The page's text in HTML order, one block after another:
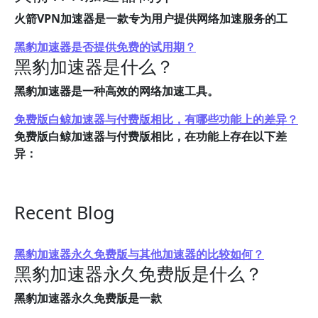
火箭VPN加速器是一款专为用户提供网络加速服务的工
黑豹加速器是否提供免费的试用期？
黑豹加速器是什么？
黑豹加速器是一种高效的网络加速工具。
免费版白鲸加速器与付费版相比，有哪些功能上的差异？
免费版白鲸加速器与付费版相比，在功能上存在以下差
异：
Recent Blog
黑豹加速器永久免费版与其他加速器的比较如何？
黑豹加速器永久免费版是什么？
黑豹加速器永久免费版是一款